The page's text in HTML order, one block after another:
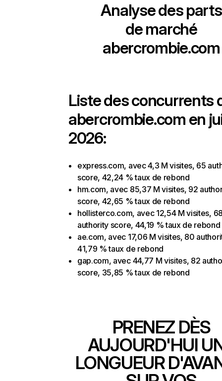
Analyse des parts
de marché
abercrombie.com
Liste des concurrents
abercrombie.com en
2026:
express.com, avec 4,3 M visites, 65
score, 42,24 % taux de rebond
hm.com, avec 85,37 M visites, 92
score, 42,65 % taux de rebond
hollisterco.com, avec 12,54 M visites,
authority score, 44,19 % taux de rebond
ae.com, avec 17,06 M visites, 80
41,79 % taux de rebond
gap.com, avec 44,77 M visites, 82
score, 35,85 % taux de rebond
PRENEZ DÈS
AUJOURD'HUI
LONGUEUR